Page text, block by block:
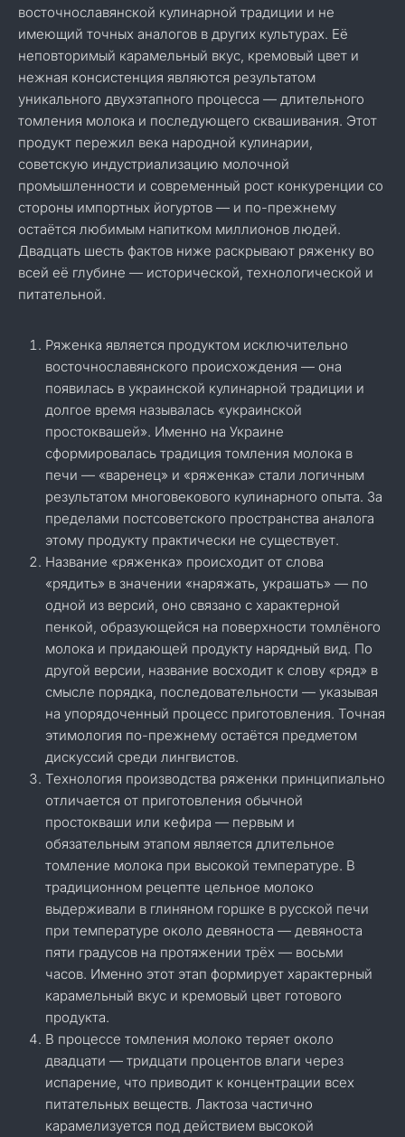
восточнославянской кулинарной традиции и не
имеющий точных аналогов в других культурах. Её
неповторимый карамельный вкус, кремовый цвет и
нежная консистенция являются результатом
уникального двухэтапного процесса — длительного
томления молока и последующего сквашивания. Этот
продукт пережил века народной кулинарии,
советскую индустриализацию молочной
промышленности и современный рост конкуренции со
стороны импортных йогуртов — и по-прежнему
остаётся любимым напитком миллионов людей.
Двадцать шесть фактов ниже раскрывают ряженку во
всей её глубине — исторической, технологической и
питательной.
Ряженка является продуктом исключительно
восточнославянского происхождения — она
появилась в украинской кулинарной традиции и
долгое время называлась «украинской
простоквашей». Именно на Украине
сформировалась традиция томления молока в
печи — «варенец» и «ряженка» стали логичным
результатом многовекового кулинарного опыта. За
пределами постсоветского пространства аналога
этому продукту практически не существует.
Название «ряженка» происходит от слова
«рядить» в значении «наряжать, украшать» — по
одной из версий, оно связано с характерной
пенкой, образующейся на поверхности томлёного
молока и придающей продукту нарядный вид. По
другой версии, название восходит к слову «ряд» в
смысле порядка, последовательности — указывая
на упорядоченный процесс приготовления. Точная
этимология по-прежнему остаётся предметом
дискуссий среди лингвистов.
Технология производства ряженки принципиально
отличается от приготовления обычной
простокваши или кефира — первым и
обязательным этапом является длительное
томление молока при высокой температуре. В
традиционном рецепте цельное молоко
выдерживали в глиняном горшке в русской печи
при температуре около девяноста — девяноста
пяти градусов на протяжении трёх — восьми
часов. Именно этот этап формирует характерный
карамельный вкус и кремовый цвет готового
продукта.
В процессе томления молоко теряет около
двадцати — тридцати процентов влаги через
испарение, что приводит к концентрации всех
питательных веществ. Лактоза частично
карамелизуется под действием высокой